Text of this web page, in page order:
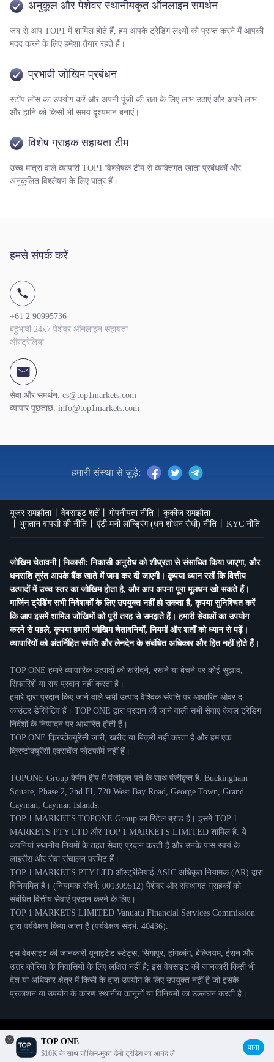
अनुकूल और पेशेवर स्थानीयकृत ऑनलाइन समर्थन
जब से आप TOP1 में शामिल होते हैं, हम आपके ट्रेडिंग लक्ष्यों को प्राप्त करने में आपकी
मदद करने के लिए हमेशा तैयार रहते हैं।
प्रभावी जोखिम प्रबंधन
स्टॉप लॉस का उपयोग करें और अपनी पूंजी की रक्षा के लिए लाभ उठाएं और अपने लाभ
और हानि को किसी भी समय दृश्यमान बनाएं।
विशेष ग्राहक सहायता टीम
उच्च मात्रा वाले व्यापारी TOP1 विश्लेषक टीम से व्यक्तिगत खाता प्रबंधकों और
अनुकूलित विश्लेषण के लिए पात्र हैं।
हमसे संपर्क करें
+61 2 90995736
बहुभाषी 24x7 पेशेवर ऑनलाइन सहायता
ऑस्ट्रेलिया
सेवा और समर्थन: cs@top1markets.com
व्यापार पूछताछ: info@top1markets.com
हमारी संस्था से जुड़े:
यूजर समझौता वेबसाइट शर्तें गोपनीयता नीति
कुकीज़ समझौता
भुगतान वापसी की नीति
एंटी मनी लॉन्ड्रिंग (धन शोधन रोधी) नीति KYC नीति
जोखिम चेतावनी | निकासी: निकासी अनुरोध को शीघ्रता से संसाधित किया जाएगा, और
धनराशि तुरंत आपके बैंक खाते में जमा कर दी जाएगी। कृपया ध्यान रखें कि वित्तीय
उत्पादों में उच्च स्तर का जोखिम होता है, और आप अपना पूरा मूलधन खो सकते हैं।
मार्जिन ट्रेडिंग सभी निवेशकों के लिए उपयुक्त नहीं हो सकता है, कृपया सुनिश्चित करें
कि आप इसमें शामिल जोखिमों को पूरी तरह से समझते हैं। हमारी सेवाओं का उपयोग
करने से पहले, कृपया हमारी जोखिम चेतावनियों, नियमों और शर्तों को ध्यान से पढ़ें।
व्यापारियों को अंतर्निहित संपत्ति और लेनदेन के संबंधित अधिकार और हित नहीं होते हैं।
TOP ONE हमारे व्यापारिक उत्पादों को खरीदने, रखने या बेचने पर कोई सुझाव,
सिफारिशें या राय प्रदान नहीं करता है।
हमारे द्वारा प्रदान किए जाने वाले सभी उत्पाद वैश्विक संपत्ति पर आधारित ओवर द
काउंटर डेरिवेटिव हैं। TOP ONE द्वारा प्रदान की जाने वाली सभी सेवाएं केवल ट्रेडिंग
निर्देशों के निष्पादन पर आधारित होती हैं।
TOP ONE क्रिप्टोक्यूरेंसी जारी, खरीद या बिक्री नहीं करता है और हम एक
क्रिप्टोक्यूरेंसी एक्सचेंज प्लेटफॉर्म नहीं हैं।
TOPONE Group केमैन द्वीप में पंजीकृत पते के साथ पंजीकृत है: Buckingham
Square, Phase 2, 2nd FI, 720 West Bay Road, George Town, Grand
Cayman, Cayman Islands.
TOP 1 MARKETS TOPONE Group का रिटेल ब्रांड है। इसमें TOP 1
MARKETS PTY LTD और TOP 1 MARKETS LIMITED शामिल है. ये
कंपनियां स्थानीय नियमों के तहत सेवाएं प्रदान करती हैं और उनके पास स्वयं के
लाइसेंस और सेवा संचालन परमिट हैं।
TOP 1 MARKETS PTY LTD ऑस्ट्रेलियाई ASIC अधिकृत नियामक (AR) द्वारा
विनियमित है। (नियामक संदर्भ: 001309512) पेशेवर और संस्थागत ग्राहकों को
संबंधित वित्तीय सेवाएं प्रदान करने के लिए।
TOP 1 MARKETS LIMITED Vanuatu Financial Services Commission
द्वारा पर्यवेक्षण किया जाता है (पर्यवेक्षण संदर्भ: 40436).
इस वेबसाइट की जानकारी यूनाइटेड स्टेट्स, सिंगापुर, हांगकांग, बेल्जियम, ईरान और
उत्तर कोरिया के निवासियों के लिए लक्षित नहीं है; इस वेबसाइट की जानकारी किसी भी
देश या अधिकार क्षेत्र में किसी के द्वारा उपयोग के लिए उपयुक्त नहीं है जो इसके
प्रकाशन या उपयोग के कारण स्थानीय कानूनों या विनियमों का उल्लंघन करती है।
TOP ONE
$10K के साथ जोखिम-मुक्त डेमो ट्रेडिंग का आनंद लें
पाना
© 2021 TOP ONE Copyright